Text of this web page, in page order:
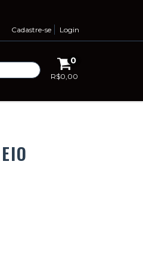
Cadastre-se Login
0
R$0,00